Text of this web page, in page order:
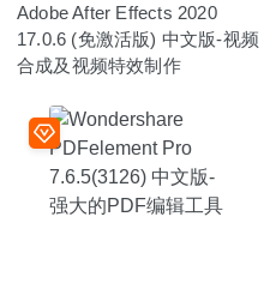
Adobe After Effects 2020
17.0.6 (免激活版) 中文版-视频
合成及视频特效制作